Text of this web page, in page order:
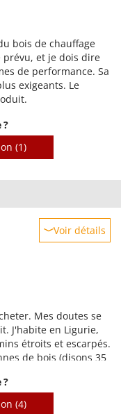
moi pour la
pour un
de mon achat.
bois de chauffage
et je dois dire
de performance. Sa
exigeants. Le
?
(1)
Voir détails
Mes doutes se
J'habite en Ligurie,
étroits et escarpés.
de bois (disons 35
à régler
comme utiles
?
(4)